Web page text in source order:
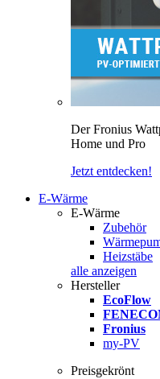
Der Fronius
Home und Pro
Jetzt entdecken!
E-Wärme
E-Wärme
Zubehör
Heizstäbe
alle anzeigen
Hersteller
EcoFlow
Fronius
my-PV
Preisgekrönt